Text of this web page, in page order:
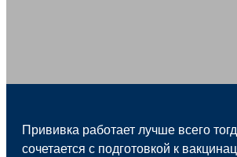
Прививка работает лучше всего
сочетается с подготовкой к